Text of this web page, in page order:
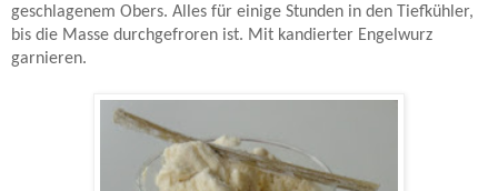
geschlagenem Obers. Alles für einige Stunden in den Tiefkühler,
bis die Masse durchgefroren ist. Mit kandierter Engelwurz
garnieren.